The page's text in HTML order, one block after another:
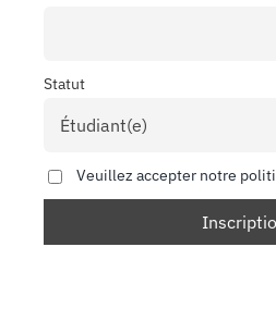
Statut
Veuillez accepter notre